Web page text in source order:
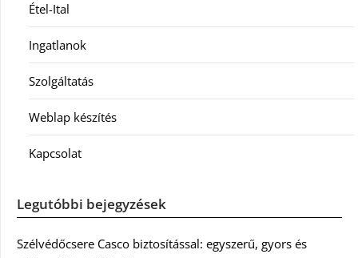
Étel-Ital
Ingatlanok
Szolgáltatás
Weblap készítés
Kapcsolat
Legutóbbi bejegyzések
Szélvédőcsere Casco biztosítással: egyszerű, gyors és